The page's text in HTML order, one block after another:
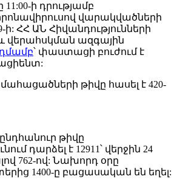
ի դրությամբ
վարակվածների
ի: ՀՀ ԱՆ Հիվանդությունների
վերահսկման ազգային
՝ փաստացի բուժում է
թիվը հասել է 420-
թիվը
դարձել է 12911՝ վերջին 24
762-ով: Նախորդ օրը
1400-ը բացասական են եղել: